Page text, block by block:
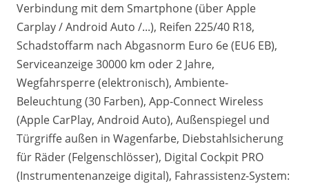
Verbindung mit dem Smartphone (über Apple
Carplay / Android Auto /...), Reifen 225/40 R18,
Schadstoffarm nach Abgasnorm Euro 6e (EU6 EB),
Serviceanzeige 30000 km oder 2 Jahre,
Wegfahrsperre (elektronisch), Ambiente-
Beleuchtung (30 Farben), App-Connect Wireless
(Apple CarPlay, Android Auto), Außenspiegel und
Türgriffe außen in Wagenfarbe, Diebstahlsicherung
für Räder (Felgenschlösser), Digital Cockpit PRO
(Instrumentenanzeige digital), Fahrassistenz-System: